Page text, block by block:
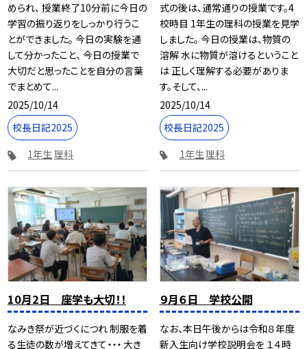
められ、 授業終了10分前に今日の
学習の振り返りをしっかり行うこ
とができました。 今日の実験を通
して分かったこと、 今日の授業で
大切だと思ったことを自分の言葉
でまとめて...
2025/10/14
校長日記2025
1年生理科
式の後は、通常通りの授業です。4
校時目 1年生の理科の授業を見学
しました。 今日の授業は、物質の
溶解 水に物質が溶けるということ
は 正しく理解する必要がありま
す。そして、...
2025/10/14
校長日記2025
1年生理科
10月2日 座学も大切！！
なみき祭が近づくにつれ 制服を着
る生徒の数が増えてきて・・・ 大き
９月６日 学校公開
なお、本日午後からは令和８年度
新入生向け学校説明会を １４時